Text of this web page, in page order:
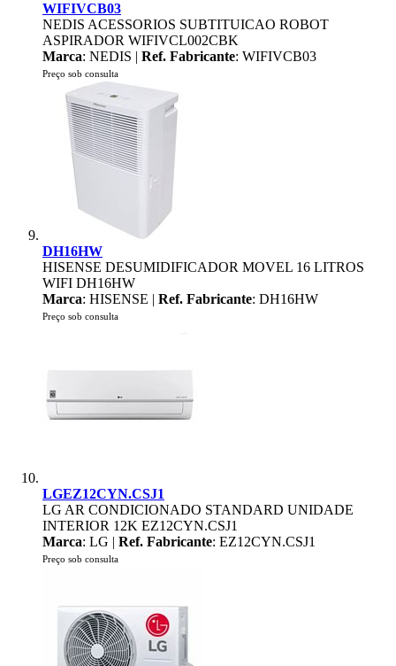
WIFIVCB03
NEDIS ACESSORIOS SUBTITUICAO ROBOT
ASPIRADOR WIFIVCL002CBK
Marca: NEDIS | Ref. Fabricante: WIFIVCB03
Preço sob consulta
DH16HW
HISENSE DESUMIDIFICADOR MOVEL 16 LITROS
WIFI DH16HW
Marca: HISENSE | Ref. Fabricante: DH16HW
Preço sob consulta
LGEZ12CYN.CSJ1
LG AR CONDICIONADO STANDARD UNIDADE
INTERIOR 12K EZ12CYN.CSJ1
Marca: LG | Ref. Fabricante: EZ12CYN.CSJ1
Preço sob consulta